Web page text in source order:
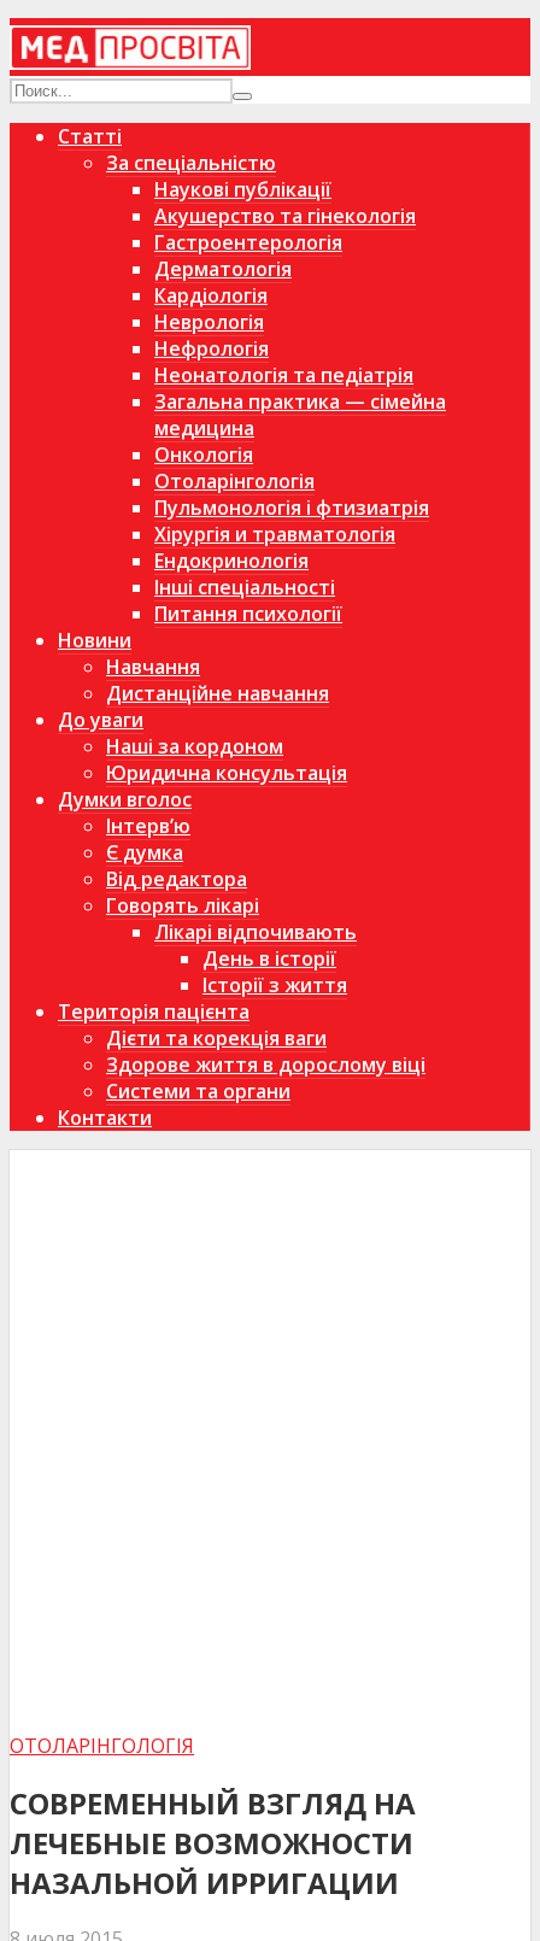
Статті
За спеціальністю
Наукові публікації
Акушерство та гінекологія
Гастроентерологія
Дерматологія
Кардіологія
Неврологія
Нефрологія
Неонатологія та педіатрія
Загальна практика — сімейна
медицина
Онкологія
Отоларінгологія
Пульмонологія і фтизиатрія
Хірургія и травматологія
Ендокринологія
Інші спеціальності
Питання психології
Новини
Навчання
Дистанційне навчання
До уваги
Наші за кордоном
Юридична консультація
Думки вголос
Інтерв’ю
Є думка
Від редактора
Говорять лікарі
Лікарі відпочивають
День в історії
Історії з життя
Територія пацієнта
Дієти та корекція ваги
Здорове життя в дорослому віці
Системи та органи
Контакти
ОТОЛАРІНГОЛОГІЯ
CОВРЕМЕННЫЙ ВЗГЛЯД НА
ЛЕЧЕБНЫЕ ВОЗМОЖНОСТИ
НАЗАЛЬНОЙ ИРРИГАЦИИ